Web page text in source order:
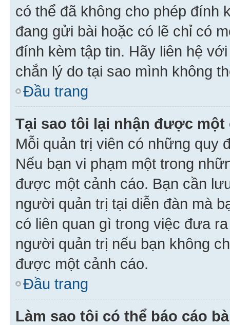
có thể đã không cho phép đính
đang gửi bài hoặc có lẽ chỉ có
đính kèm tập tin. Hãy liên hệ
chắn lý do tại sao mình không
Đầu trang
Tại sao tôi lại nhận được một
Mỗi quản trị viên có những quy
Nếu bạn vi phạm một trong
được một cảnh cáo. Bạn cần
người quản trị tại diễn đàn mà
có liên quan gì trong việc đưa
người quản trị nếu bạn không
được một cảnh cáo.
Đầu trang
Làm sao tôi có thể báo cáo